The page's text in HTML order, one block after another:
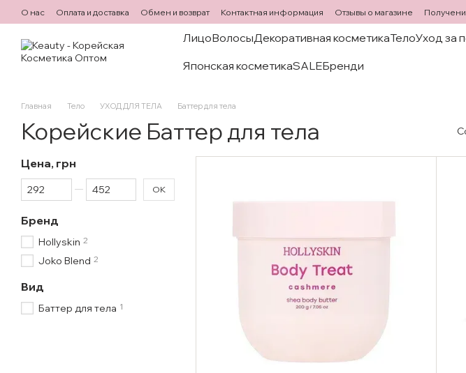
Перейти к основному контенту
О нас Оплата и доставка Обмен и возврат Контактная информация Отзывы о магазине
ЛицоВолосыДекоративная косметикаТелоУход за
Японская косметикаSALEБренди
Главная Тело УХОД ДЛЯ ТЕЛА Баттер для тела
Корейские Баттер для тела
Цена, грн
От Цена, грн
До Цена, грн OK
Бренд
Hollyskin 2
Joko Blend 2
Вид
Баттер для тела 1